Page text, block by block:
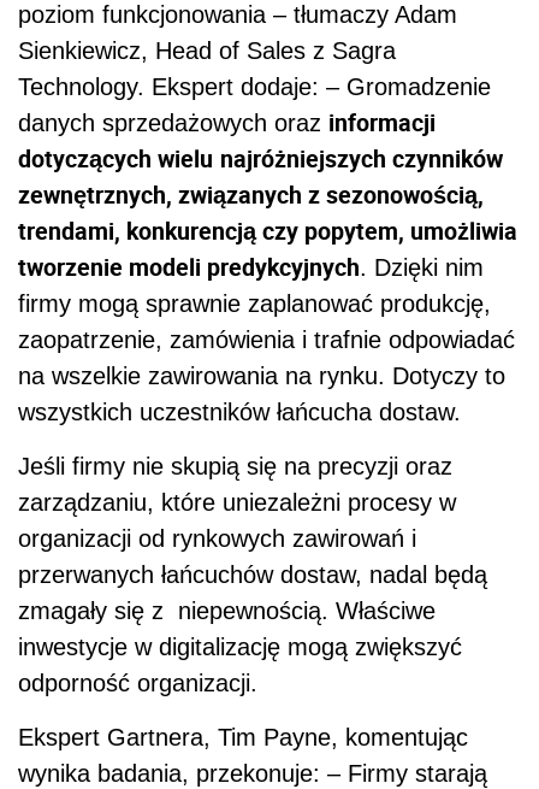
poziom funkcjonowania – tłumaczy Adam
Sienkiewicz, Head of Sales z Sagra
Technology. Ekspert dodaje: – Gromadzenie
danych sprzedażowych oraz informacji
dotyczących wielu najróżniejszych czynników
zewnętrznych, związanych z sezonowością,
trendami, konkurencją czy popytem, umożliwia
tworzenie modeli predykcyjnych. Dzięki nim
firmy mogą sprawnie zaplanować produkcję,
zaopatrzenie, zamówienia i trafnie odpowiadać
na wszelkie zawirowania na rynku. Dotyczy to
wszystkich uczestników łańcucha dostaw.
Jeśli firmy nie skupią się na precyzji oraz
zarządzaniu, które uniezależni procesy w
organizacji od rynkowych zawirowań i
przerwanych łańcuchów dostaw, nadal będą
zmagały się z niepewnością. Właściwe
inwestycje w digitalizację mogą zwiększyć
odporność organizacji.
Ekspert Gartnera, Tim Payne, komentując
wynika badania, przekonuje: – Firmy starają